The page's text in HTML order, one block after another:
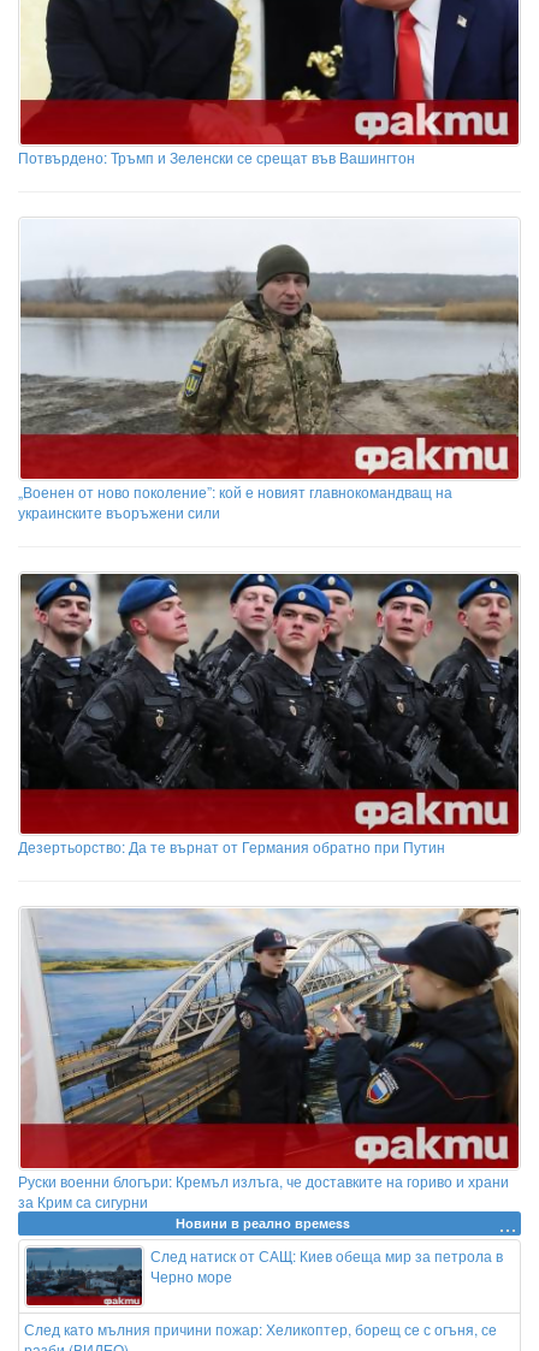
Потвърдено: Тръмп и Зеленски се срещат във Вашингтон
„Военен от ново поколение”: кой е новият главнокомандващ на
украинските въоръжени сили
Дезертьорство: Да те върнат от Германия обратно при Путин
Руски военни блогъри: Кремъл излъга, че доставките на гориво и храни
за Крим са сигурни
Новини в реално времеss
След натиск от САЩ: Киев обеща мир за петрола в
Черно море
След като мълния причини пожар: Хеликоптер, борещ се с огъня, се